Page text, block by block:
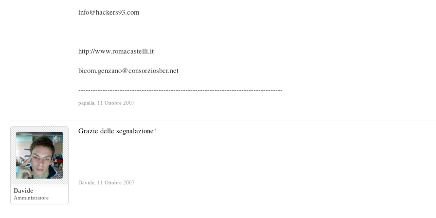
info@hackers93.com
http://www.romacastelli.it
bicom.genzano@consorziosbcr.net
------------------------------------------------------------------------------------
papalla 11 Ottobre 2007
Davide
Amministratore
Grazie delle segnalazione!
Davide 11 Ottobre 2007